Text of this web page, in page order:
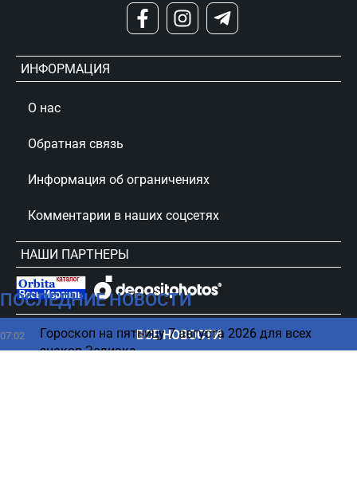
ПОСЛЕДНИЕ НОВОСТИ
07:02
Гороскоп на пятницу 7 августа 2026 для всех
знаков Зодиака
ВСЕ НОВОСТИ
ИНФОРМАЦИЯ
О нас
Обратная связь
Информация об ограничениях
Комментарии в наших соцсетях
НАШИ ПАРТНЕРЫ
сursorinfo.co.il © Все права защищены